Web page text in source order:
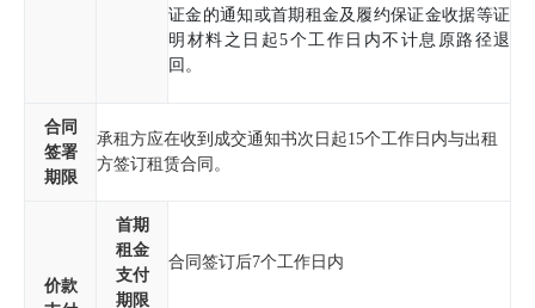
证金的通知或首期租金及履约保证金收据等证
明材料之日起5个工作日内不计息原路径退
回。
合同
签署
期限
承租方应在收到成交通知书次日起15个工作日内与出租
方签订租赁合同。
价款
首期
租金
支付
期限
合同签订后7个工作日内